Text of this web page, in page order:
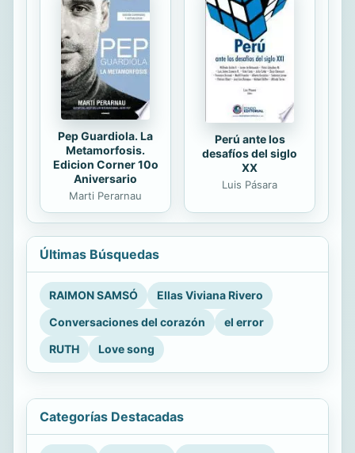
Pep Guardiola. La
Metamorfosis.
Edicion Corner 10o
Aniversario
Marti Perarnau
Perú ante los
desafíos del siglo
XX
Luis Pásara
Últimas Búsquedas
RAIMON SAMSÓ
Ellas Viviana Rivero
Conversaciones del corazón
el error
RUTH
Love song
Categorías Destacadas